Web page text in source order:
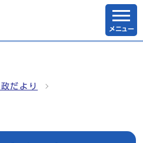
メニュー
だより